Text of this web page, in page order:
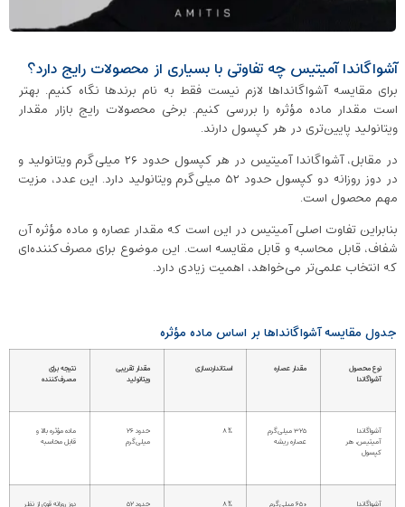
آشواگاندا آمیتیس چه تفاوتی با بسیاری از محصولات رایج دارد؟
برای مقایسه آشواگانداها لازم نیست فقط به نام برندها نگاه کنیم. بهتر
است مقدار ماده مؤثره را بررسی کنیم. برخی محصولات رایج بازار مقدار
ویتانولید پایین‌تری در هر کپسول دارند.
در مقابل، آشواگاندا آمیتیس در هر کپسول حدود ۲۶ میلی‌گرم ویتانولید و
در دوز روزانه دو کپسول حدود ۵۲ میلی‌گرم ویتانولید دارد. این عدد، مزیت
مهم محصول است.
بنابراین تفاوت اصلی آمیتیس در این است که مقدار عصاره و ماده مؤثره آن
شفاف، قابل محاسبه و قابل مقایسه است. این موضوع برای مصرف‌کننده‌ای
که انتخاب علمی‌تر می‌خواهد، اهمیت زیادی دارد.
جدول مقایسه آشواگانداها بر اساس ماده مؤثره
نوع محصول
آشواگاندا
مقدار عصاره استانداردسازی
مقدار تقریبی
ویتانولید
نتیجه برای
مصرف‌کننده
آشواگاندا
آمیتیس، هر
کپسول
۳۲۵ میلی‌گرم
عصاره ریشه
۸٪
حدود ۲۶
میلی‌گرم
ماده مؤثره بالا و
قابل محاسبه
آشواگاندا ۶۵۰ میلی‌گرم ۸٪ حدود ۵۲ دوز روزانه قوی از نظر